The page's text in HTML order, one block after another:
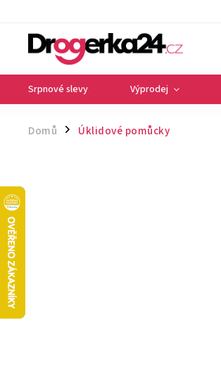
Srpnové slevy Výprodej
Domů / Úklidové pomůcky